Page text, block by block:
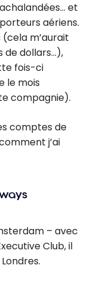
et
aériens.
(cela m’aurait
de dollars…),
fois-ci
le mois
compagnie).
comptes de
j’ai
– avec
Club, il